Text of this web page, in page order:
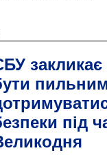
під